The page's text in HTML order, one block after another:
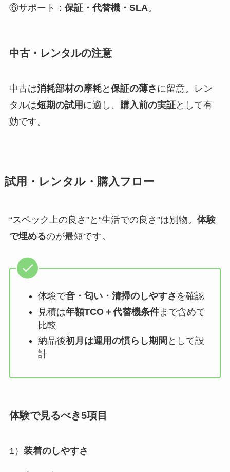
⑥サポート： 保証・代替機・SLA。
中古・レンタルの注意
中古は消耗部材の摩耗と 保証の薄さ に留意。レン
タルは短期の試用 に適し、 購入前の実証として有
効です。
試用・レンタル・購入フロー
“スペック上の良さ”と“生活での良さ”は別物。 体験
で埋めるのが最短です。
体験で音・匂い・清掃のしやすさ を確認
見積は年額TCO＋代替機条件まで含めて
比較
納品後初月は運用の慣らし期間 として設
計
体験で見るべき5項目
1） 装着のしやすさ